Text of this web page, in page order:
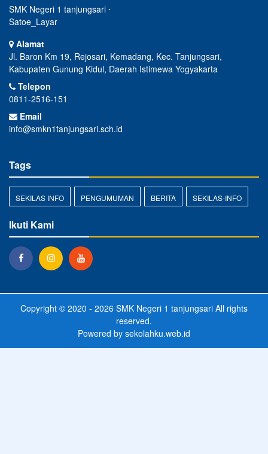
SMK Negeri 1 tanjungsari ⋅
Satoe_Layar
Alamat
Jl. Baron Km 19, Rejosari, Kemadang, Kec. Tanjungsari,
Kabupaten Gunung Kidul, Daerah Istimewa Yogyakarta
Telepon
0811-2516-151
Email
info@smkn1tanjungsari.sch.id
Tags
SEKILAS INFO PENGUMUMAN BERITA SEKILAS-INFO
Ikuti Kami
Copyright © 2020 - 2026 SMK Negeri 1 tanjungsari All rights
reserved.
Powered by sekolahku.web.id